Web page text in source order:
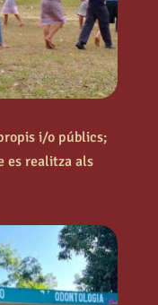
i/o públics;
es realitza als